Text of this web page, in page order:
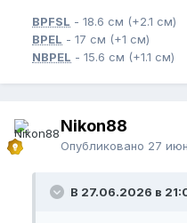
BPFSL - 18.6 см (+2.1 см)
BPEL - 17 см (+1 см)
NBPEL - 15.6 см (+1.1 см)
Nikon88
Опубликовано 27
В 27.06.2026 в